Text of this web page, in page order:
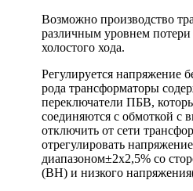
Возможно производство
различным уровнем потери
холостого хода.
Регулируется напряжение
рода трансформаторы
переключатели ПБВ,
соединяются с обмоткой с
отключить от сети
отрегулировать
диапазоном±2х2,5% со
(ВН) и низкого